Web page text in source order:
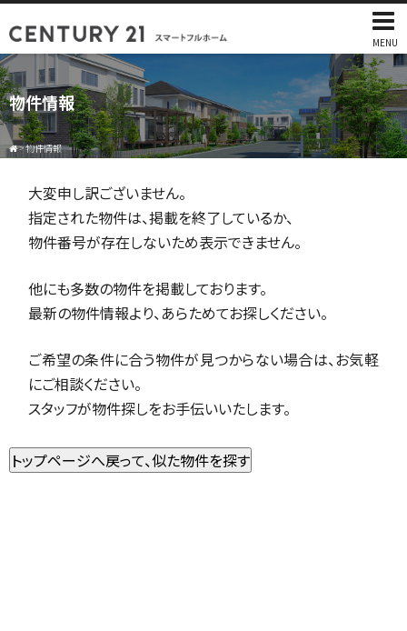
MENU
物件情報
>物件情報
大変申し訳ございません。
指定された物件は、掲載を終了しているか、
物件番号が存在しないため表示できません。
他にも多数の物件を掲載しております。
最新の物件情報より、あらためてお探しください。
ご希望の条件に合う物件が見つからない場合は、お気軽
にご相談ください。
スタッフが物件探しをお手伝いいたします。